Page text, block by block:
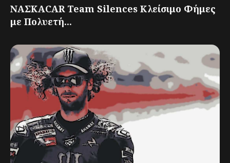
ΝΑΣΚΑCAR Team Silences Κλείσιμο Φήμες
με Πολυετή...